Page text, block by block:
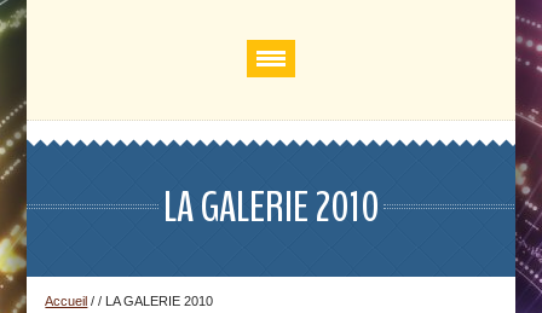
LA GALERIE 2010
Accueil // LA GALERIE 2010